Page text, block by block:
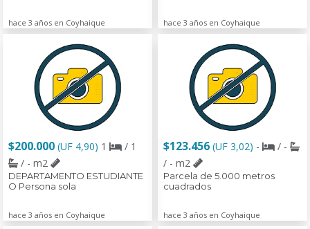
hace 3 años en Coyhaique hace 3 años en Coyhaique
$200.000 (UF 4,90) 1
/ 1
/ - m2
DEPARTAMENTO ESTUDIANTE
O Persona sola
hace 3 años en Coyhaique
$123.456 (UF 3,02) -
/ -
/ - m2
Parcela de 5.000 metros
cuadrados
hace 3 años en Coyhaique